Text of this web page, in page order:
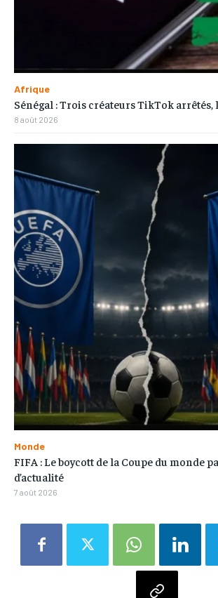
Afrique
Sénégal : Trois créateurs TikTok arrêtés,
8 août 2026
Monde
FIFA : Le boycott de la Coupe du monde
d’actualité
7 août 2026